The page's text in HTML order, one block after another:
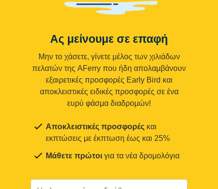
Ας μείνουμε σε επαφή
Μην το χάσετε, γίνετε μέλος των χιλιάδων
πελατών της AFerry που ήδη απολαμβάνουν
εξαιρετικές προσφορές Early Bird και
αποκλειστικές ειδικές προσφορές σε ένα
ευρύ φάσμα διαδρομών!
Αποκλειστικές προσφορές και
εκπτώσεις με έκπτωση έως και 25%
Μάθετε πρώτοι για τα νέα δρομολόγια